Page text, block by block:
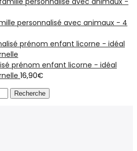
personnalisé avec animaux - 4
prénom enfant licorne - idéal
16,90€
Recherche